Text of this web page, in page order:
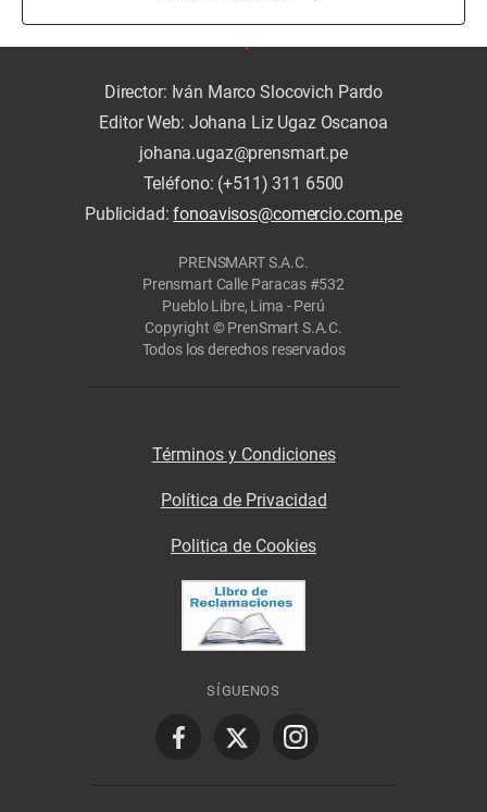
Director: Iván Marco Slocovich Pardo
Editor Web: Johana Liz Ugaz Oscanoa
johana.ugaz@prensmart.pe
Teléfono: (+511) 311 6500
Publicidad:fonoavisos@comercio.com.pe
PRENSMART S.A.C.
Prensmart Calle Paracas #532
Pueblo Libre, Lima - Perú
Copyright © PrenSmart S.A.C.
Todos los derechos reservados
Términos y Condiciones
Política de Privacidad
Politica de Cookies
SÍGUENOS